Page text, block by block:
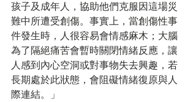
孩子及成年人，協助他們克服因這場災
難中所遭受創傷。事實上，當創傷性事
件發生時，人很容易會情感麻木；大腦
為了隔絕痛苦會暫時關閉情緒反應，讓
人感到內心空洞或對事物失去興趣，若
長期處於此狀態，會阻礙情緒復原與人
際連結。」